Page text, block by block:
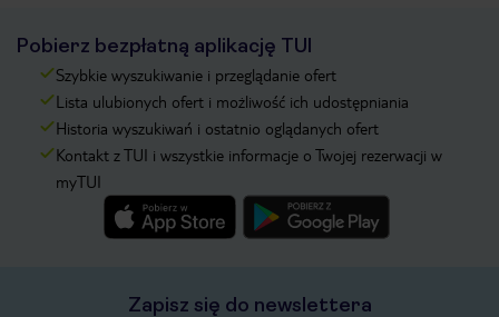
Pobierz bezpłatną aplikację TUI
Szybkie wyszukiwanie i przeglądanie ofert
Lista ulubionych ofert i możliwość ich udostępniania
Historia wyszukiwań i ostatnio oglądanych ofert
Kontakt z TUI i wszystkie informacje o Twojej rezerwacji w
myTUI
Zapisz się do newslettera